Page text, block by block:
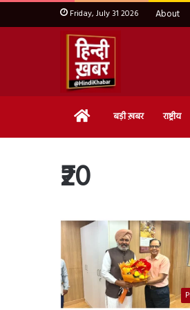
Friday, July 31 2026 About
Home बड़ी ख़बर राष्ट्रीय
₹20